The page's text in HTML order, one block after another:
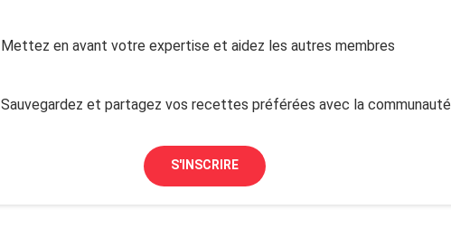
Mettez en avant votre expertise et aidez les autres membres
Sauvegardez et partagez vos recettes préférées avec la communauté
S'INSCRIRE